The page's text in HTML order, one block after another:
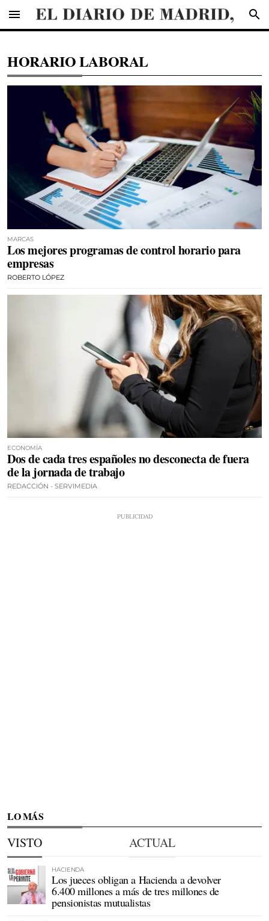
menu search
HORARIO LABORAL
MARCAS
Los mejores programas de control horario para
empresas
ROBERTO LÓPEZ
ECONOMÍA
Dos de cada tres españoles no desconecta de fuera
de la jornada de trabajo
REDACCIÓN - SERVIMEDIA
LO MÁS
VISTO ACTUAL
HACIENDA
Los jueces obligan a Hacienda a devolver
6.400 millones a más de tres millones de
pensionistas mutualistas